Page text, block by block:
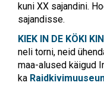
kuni XX sajandini.
sajandisse.
KIEK IN DE KÖKI
neli torni, neid
maa-alused käigud
ka